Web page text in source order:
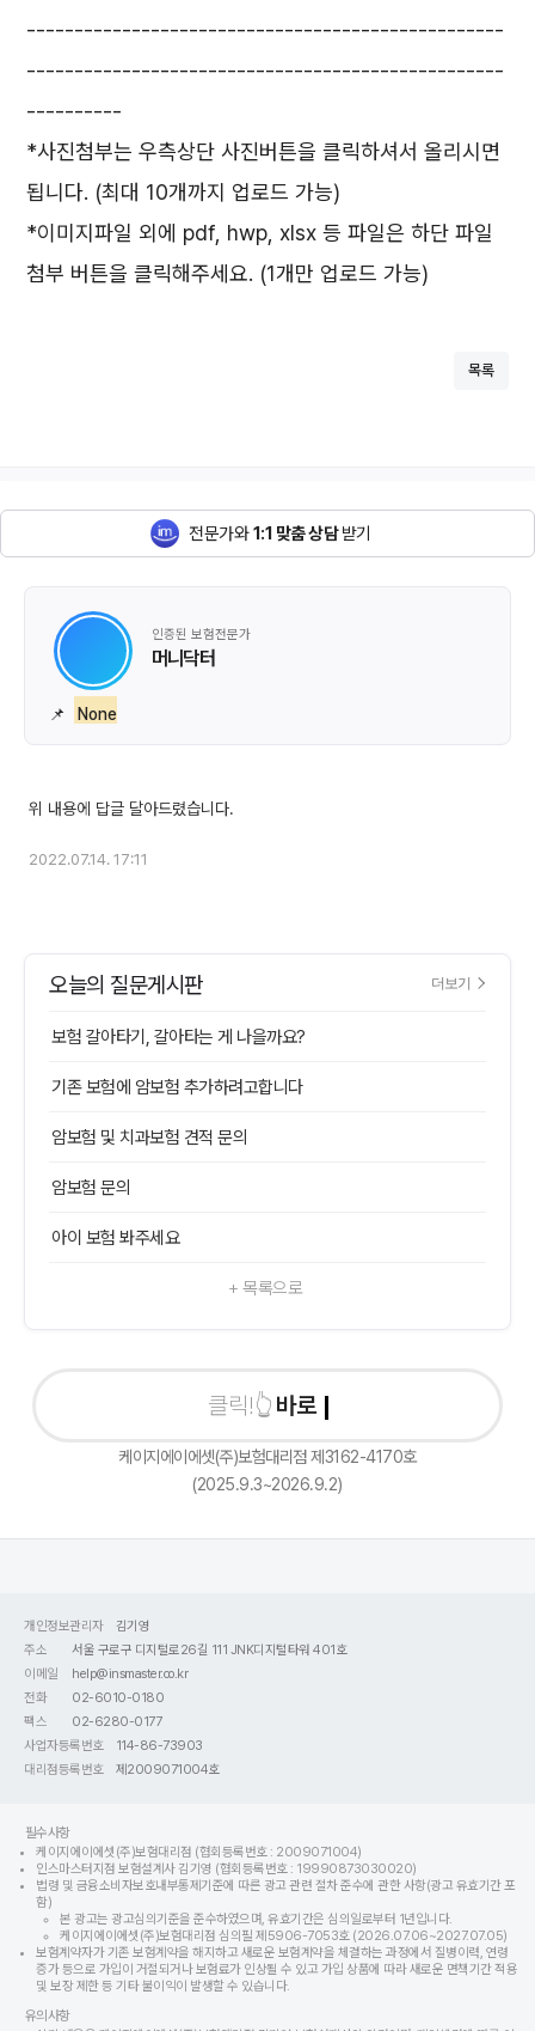
--------------------------------------------------
--------------------------------------------------
----------
*사진첨부는 우측상단 사진버튼을 클릭하셔서 올리시면
됩니다. (최대 10개까지 업로드 가능)
*이미지파일 외에 pdf, hwp, xlsx 등 파일은 하단 파일
첨부 버튼을 클릭해주세요. (1개만 업로드 가능)
목록
전문가와1:1 맞춤 상담받기
인증된 보험전문가
머니닥터
📌 None
2022.07.14. 17:11
오늘의 질문게시판 더보기
보험 갈아타기, 갈아타는 게 나을까요?
기존 보험에 암보험 추가하려고합니다
암보험 및 치과보험 견적 문의
암보험 문의
아이 보험 봐주세요
+ 목록으로
바로 상담
케이지에이에셋(주)보험대리점 제3162-4170호
(2025.9.3~2026.9.2)
개인정보관리자
김기영
주소
서울 구로구 디지털로26길 111 JNK디지털타워 401호
이메일
help@insmaster.co.kr
전화
02-6010-0180
팩스
02-6280-0177
사업자등록번호
114-86-73903
대리점등록번호
제2009071004호
필수사항
케이지에이에셋(주)보험대리점 (협회등록번호 : 2009071004)
인스마스터지점 보험설계사 김기영 (협회등록번호 : 19990873030020)
법령 및 금융소비자보호내부통제기준에 따른 광고 관련 절차 준수에 관한 사항(광고 유효기간 포
함)
본 광고는 광고심의기준을 준수하였으며, 유효기간은 심의일로부터 1년입니다.
케이지에이에셋(주)보험대리점 심의필 제5906-7053호 (2026.07.06~2027.07.05)
보험계약자가 기존 보험계약을 해지하고 새로운 보험계약을 체결하는 과정에서 질병이력, 연령
증가 등으로 가입이 거절되거나 보험료가 인상될 수 있고 가입 상품에 따라 새로운 면책기간 적용
및 보장 제한 등 기타 불이익이 발생할 수 있습니다.
유의사항